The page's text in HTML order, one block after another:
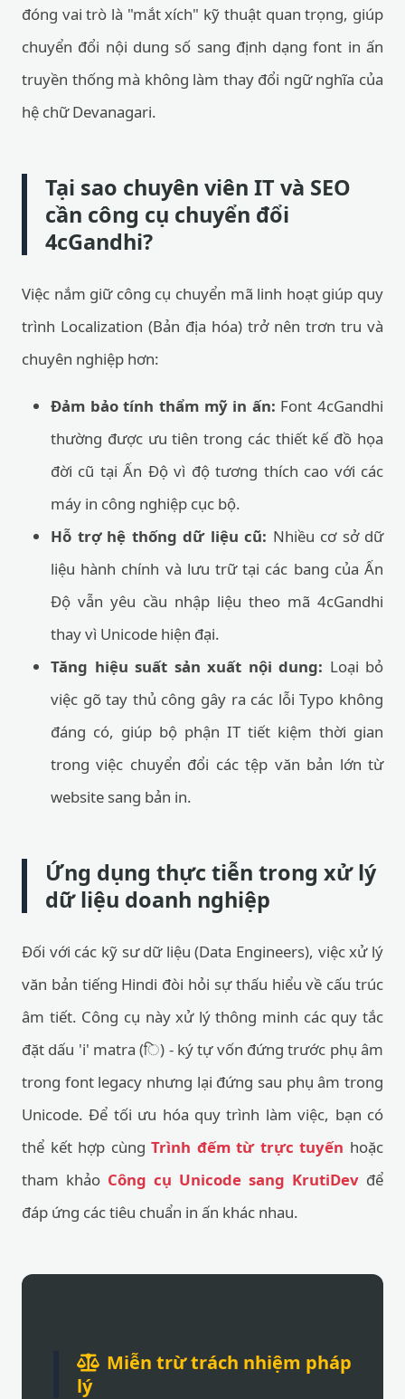
đóng vai trò là "mắt xích" kỹ thuật quan trọng, giúp
chuyển đổi nội dung số sang định dạng font in ấn
truyền thống mà không làm thay đổi ngữ nghĩa của
hệ chữ Devanagari.
Tại sao chuyên viên IT và SEO
cần công cụ chuyển đổi
4cGandhi?
Việc nắm giữ công cụ chuyển mã linh hoạt giúp quy
trình Localization (Bản địa hóa) trở nên trơn tru và
chuyên nghiệp hơn:
Đảm bảo tính thẩm mỹ in ấn: Font 4cGandhi
thường được ưu tiên trong các thiết kế đồ họa
đời cũ tại Ấn Độ vì độ tương thích cao với các
máy in công nghiệp cục bộ.
Hỗ trợ hệ thống dữ liệu cũ: Nhiều cơ sở dữ
liệu hành chính và lưu trữ tại các bang của Ấn
Độ vẫn yêu cầu nhập liệu theo mã 4cGandhi
thay vì Unicode hiện đại.
Tăng hiệu suất sản xuất nội dung: Loại bỏ
việc gõ tay thủ công gây ra các lỗi Typo không
đáng có, giúp bộ phận IT tiết kiệm thời gian
trong việc chuyển đổi các tệp văn bản lớn từ
website sang bản in.
Ứng dụng thực tiễn trong xử lý
dữ liệu doanh nghiệp
Đối với các kỹ sư dữ liệu (Data Engineers), việc xử lý
văn bản tiếng Hindi đòi hỏi sự thấu hiểu về cấu trúc
âm tiết. Công cụ này xử lý thông minh các quy tắc
đặt dấu 'i' matra (ि) - ký tự vốn đứng trước phụ âm
trong font legacy nhưng lại đứng sau phụ âm trong
Unicode. Để tối ưu hóa quy trình làm việc, bạn có
thể kết hợp cùngTrình đếm từ trực tuyến hoặc
tham khảo Công cụ Unicode sang KrutiDev để
đáp ứng các tiêu chuẩn in ấn khác nhau.
Miễn trừ trách nhiệm pháp
lý